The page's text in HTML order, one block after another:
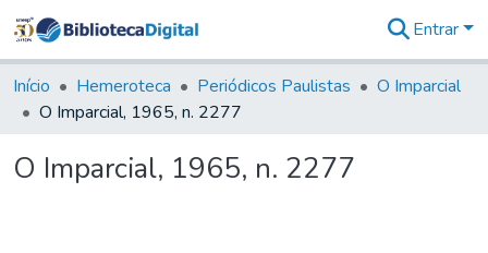
&
Coleções
Tudo na
Digital
Entrar
Início Hemeroteca Periódicos Paulistas
O Imparcial
O Imparcial, 1965, n. 2277
O Imparcial, 1965, n. 2277